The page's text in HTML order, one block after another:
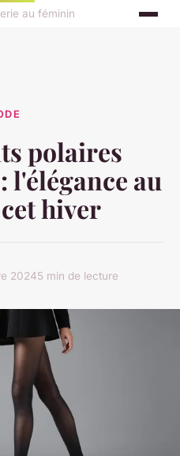
au féminin
polaires
au
hiver
20245 min de lecture